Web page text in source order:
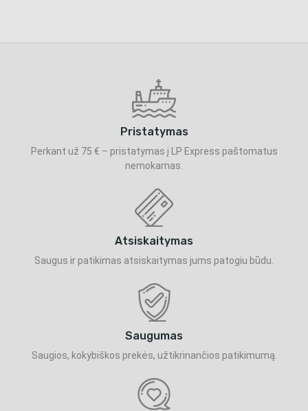
Pristatymas
Perkant už 75 € – pristatymas į LP Express paštomatus
nemokamas.
Atsiskaitymas
Saugus ir patikimas atsiskaitymas jums patogiu būdu.
Saugumas
Saugios, kokybiškos prekės, užtikrinančios patikimumą.